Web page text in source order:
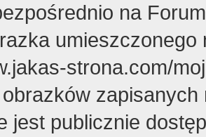
na
strona.com/
jest publicznie